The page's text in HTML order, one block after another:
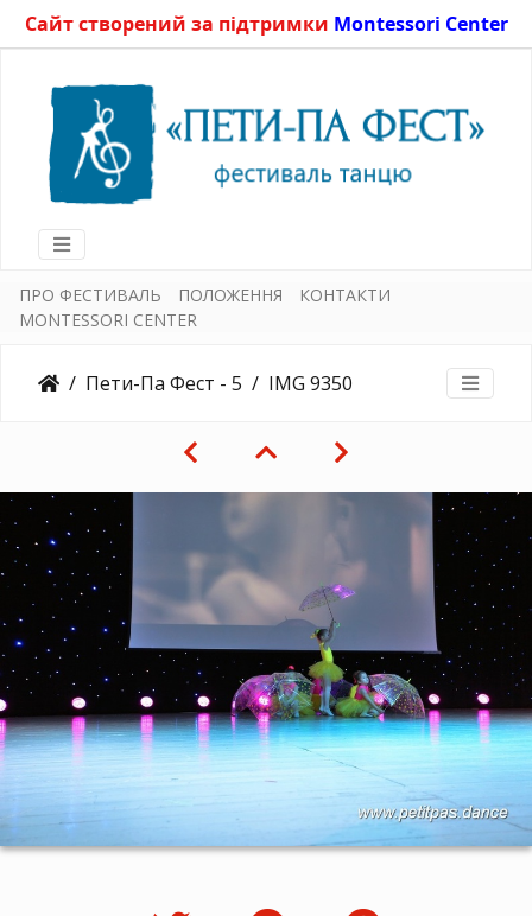
Сайт створений за підтримки Montessori Center
ПРО ФЕСТИВАЛЬ ПОЛОЖЕННЯ
КОНТАКТИ
MONTESSORI CENTER
Пети-Па Фест - 5 IMG 9350